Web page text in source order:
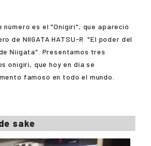
número es el "Onigiri", que apareció
de NIIGATA HATSU-R "El poder del
Niigata". Presentamos tres
onigiri, que hoy en día se
famoso en todo el mundo.
sake